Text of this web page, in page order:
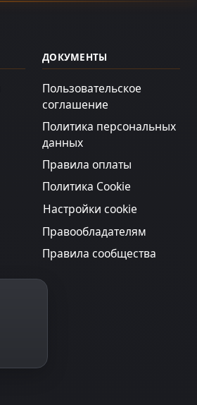
ДОКУМЕНТЫ
Пользовательское
соглашение
Политика персональных
данных
Правила оплаты
Политика Cookie
Настройки cookie
Правообладателям
Правила сообщества